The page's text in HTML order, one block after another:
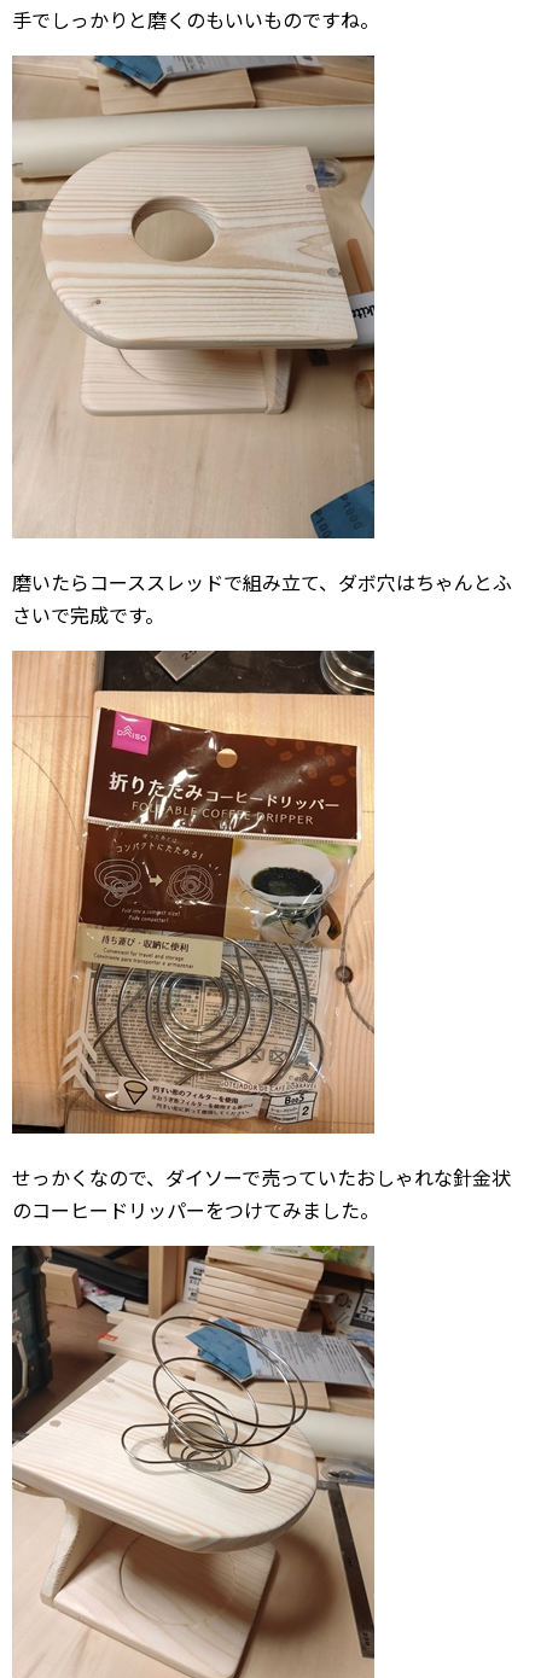
手でしっかりと磨くのもいいものですね。
磨いたらコーススレッドで組み立て、ダボ穴はちゃんとふ
さいで完成です。
せっかくなので、ダイソーで売っていたおしゃれな針金状
のコーヒードリッパーをつけてみました。